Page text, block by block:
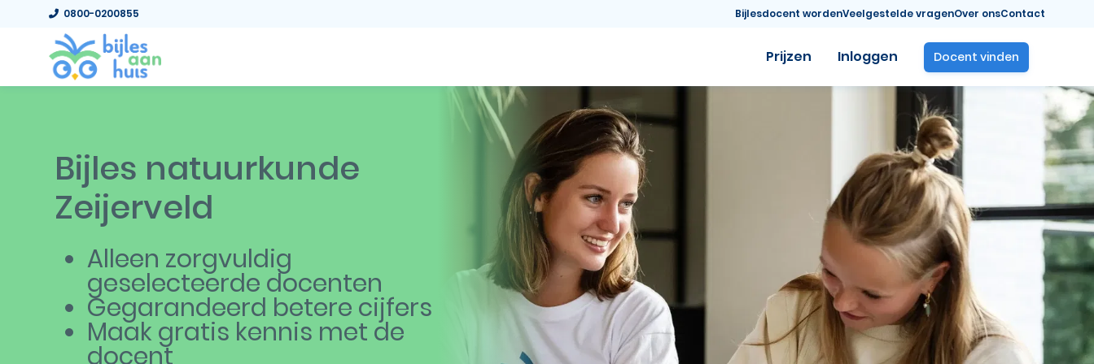
0800-0200855 Bijlesdocent wordenVeelgestelde vragenOver onsContact
Prijzen Inloggen Docent vinden
Bijles natuurkunde
Zeijerveld
Alleen zorgvuldig
geselecteerde docenten
Gegarandeerd betere cijfers
Maak gratis kennis met de
docent